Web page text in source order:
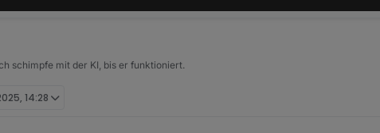
schimpfe mit der KI, bis er funktioniert.
14:28